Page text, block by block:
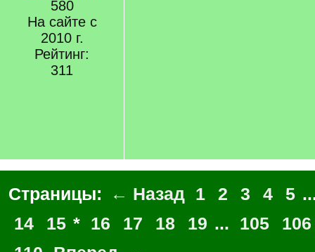
580
На сайте с
2010 г.
Рейтинг:
311
Страницы: ← Назад 1 2 3 4 5
14
15 * 16 17 18 19 ... 105
106